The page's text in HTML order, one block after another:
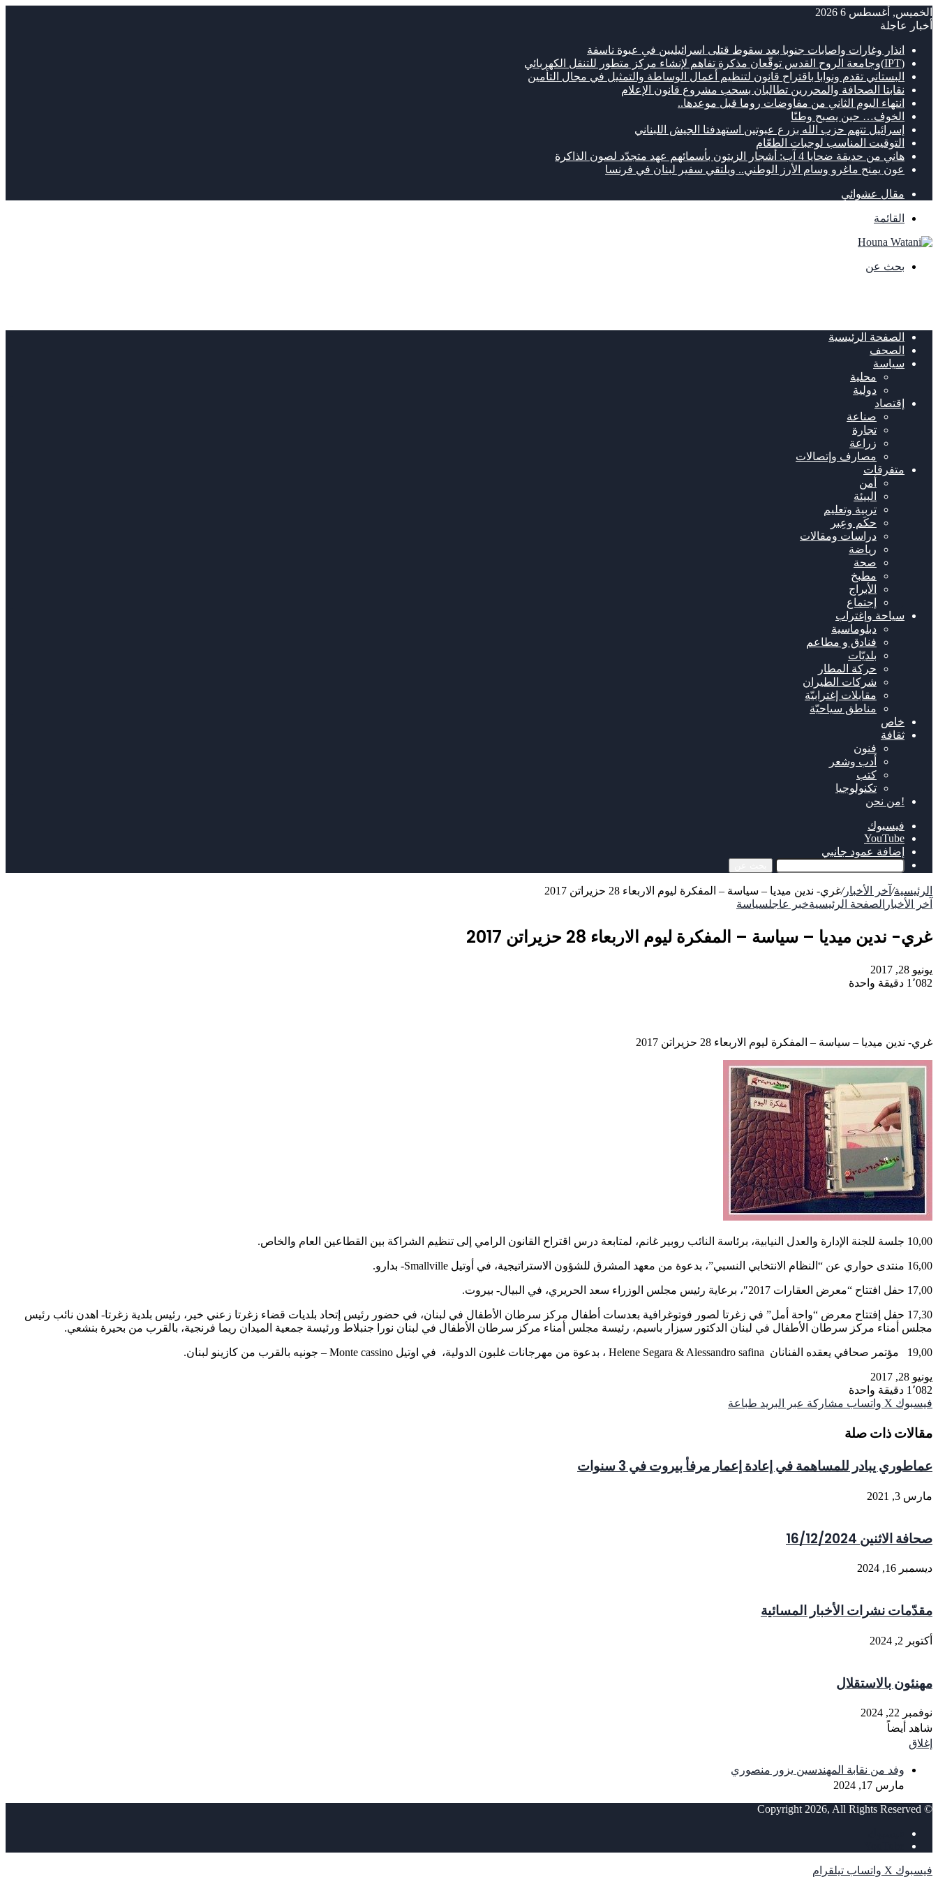
الخميس, أغسطس 6 2026
أخبار عاجلة
انذار وغارات واصابات جنوبا بعد سقوط قتلى اسرائيليين في عبوة ناسفة
(IPT)وجامعة الروح القدس توقّعان مذكرة تفاهم لإنشاء مركز متطور للتنقل الكهربائي
البستاني تقدم ونوابا باقتراح قانون لتنظيم أعمال الوساطة والتمثيل في مجال التأمين
نقابتا الصحافة والمحررين تطالبان بسحب مشروع قانون الإعلام
انتهاء اليوم الثاني من مفاوضات روما قبل موعدها..
الخوف… حين يصبح وطنًا
إسرائيل تتهم حزب الله بزرع عبوتين استهدفتا الجيش اللبناني
التوقيت المناسب لوجبات الطعّام
هاني من حديقة ضحايا 4 آب: أشجار الزيتون بأسمائهم عهد متجدّد لصون الذاكرة
عون يمنح ماغرو وسام الأرز الوطني.. ويلتقي سفير لبنان في فرنسا
مقال عشوائي
القائمة
بحث عن
الصفحة الرئيسية
الصحف
سياسة
محلية
دولية
إقتصاد
صناعة
تجارة
زراعة
مصارف وإتصالات
متفرقات
أمن
البيئة
تربية وتعليم
حكَم وعِبر
دراسات ومقالات
رياضة
صحة
مطبخ
الأبراج
إجتماع
سياحة وإغتراب
دبلوماسية
فنادق و مطاعم
بلديّات
حركة المطار
شركات الطيران
مقابلات إغترابيّة
مناطق سياحيّة
خاص
ثقافة
فنون
أدب وشعر
كتب
تكنولوجيا
!من نحن
فيسبوك
‫YouTube
إضافة عمود جانبي
الرئيسية/ آخر الأخبار/غري- ندين ميديا – سياسة – المفكرة ليوم الاربعاء 28 حزيراتن 2017
آخر الأخبار الصفحة الرئيسيةخبر عاجلسياسة
غري- ندين ميديا – سياسة – المفكرة ليوم الاربعاء 28 حزيراتن 2017
يونيو 28, 2017
1٬082 دقيقة واحدة
غري- ندين ميديا – سياسة – المفكرة ليوم الاربعاء 28 حزيراتن 2017
10,00 جلسة للجنة الإدارة والعدل النيابية، برئاسة النائب روبير غانم، لمتابعة درس اقتراح القانون الرامي إلى تنظيم الشراكة بين القطاعين العام والخاص.
16,00 منتدى حواري عن “النظام الانتخابي النسبي”، بدعوة من معهد المشرق للشؤون الاستراتيجية، في أوتيل Smallville- بدارو.
17,00 حفل افتتاح “معرض العقارات 2017″، برعاية رئيس مجلس الوزراء سعد الحريري، في البيال- بيروت.
17,30 حفل إفتتاح معرض “واحة أمل” في زغرتا لصور فوتوغرافية بعدسات أطفال مركز سرطان الأطفال في لبنان، في حضور رئيس إتحاد بلديات قضاء زغرتا زعني خير، رئيس بلدية زغرتا- اهدن نائب رئيس
مجلس أمناء مركز سرطان الأطفال في لبنان الدكتور سيزار باسيم، رئيسة مجلس أمناء مركز سرطان الأطفال في لبنان نورا جنبلاط ورئيسة جمعية الميدان ريما فرنجية، بالقرب من بحيرة بنشعي.
19,00 مؤتمر صحافي يعقده الفنانان Helene Segara & Alessandro safina ، بدعوة من مهرجانات غلبون الدولية، في اوتيل Monte cassino – جونيه بالقرب من كازينو لبنان.
يونيو 28, 2017
1٬082 دقيقة واحدة
فيسبوك ‫X واتساب مشاركة عبر البريد طباعة
مقالات ذات صلة
عماطوري يبادر للمساهمة في إعادة إعمار مرفأ بيروت في 3 سنوات
مارس 3, 2021
صحافة الاثنين 16/12/2024
ديسمبر 16, 2024
مقدّمات نشرات الأخبار المسائية
أكتوبر 2, 2024
مهنئون بالاستقلال
نوفمبر 22, 2024
شاهد أيضاً
إغلاق
وفد من نقابة المهندسين يزور منصوري
مارس 17, 2024
© Copyright 2026, All Rights Reserved
فيسبوك ‫X واتساب تيلقرام